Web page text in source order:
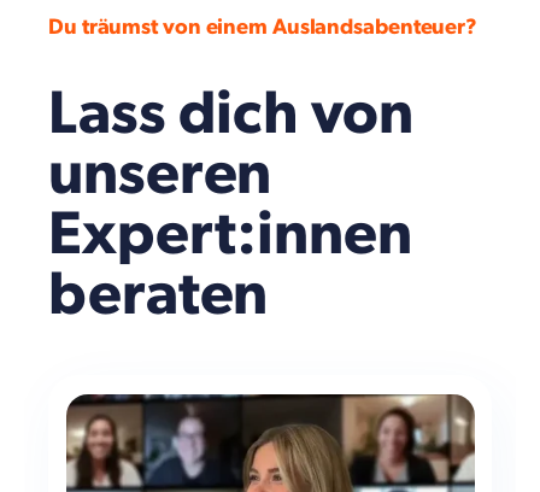
Du träumst von einem Auslandsabenteuer?
Lass dich von
unseren
Expert:innen
beraten